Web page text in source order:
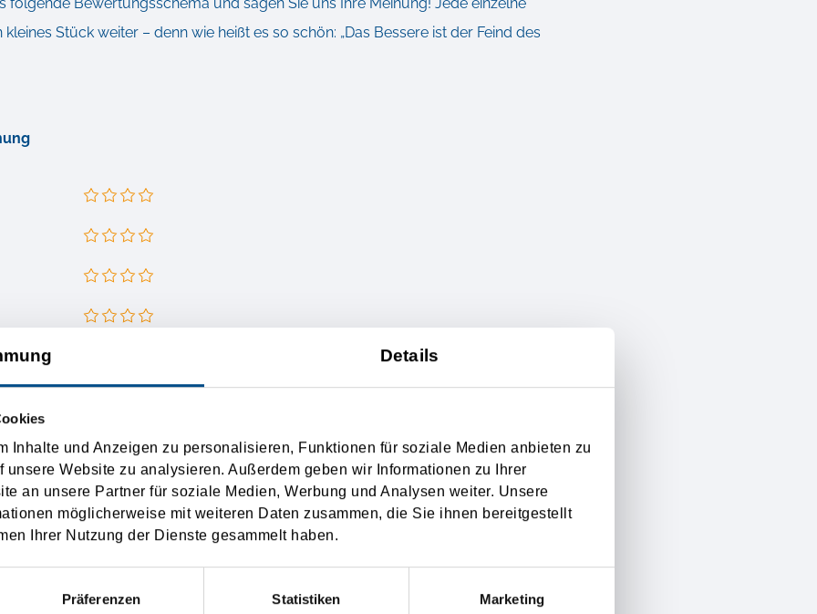
Details
Inhalte und Anzeigen zu personalisieren, Funktionen für soziale Medien anbieten zu
unsere Website zu analysieren. Außerdem geben wir Informationen zu Ihrer
an unsere Partner für soziale Medien, Werbung und Analysen weiter. Unsere
möglicherweise mit weiteren Daten zusammen, die Sie ihnen bereitgestellt
Ihrer Nutzung der Dienste gesammelt haben.
Präferenzen Statistiken Marketing
Stück weiter – denn wie heißt es so schön: „Das Bessere ist der Feind des
Lob? Tadel? Sagen Sie uns Ihre Meinung – wir übernehmen sie gerne!